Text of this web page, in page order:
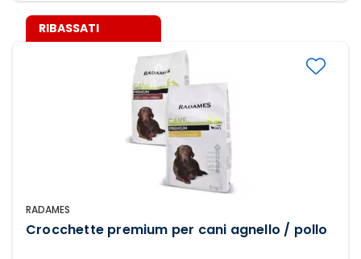
RADAMES
Crocchette premium per cani agnello / pollo
RIBASSATI